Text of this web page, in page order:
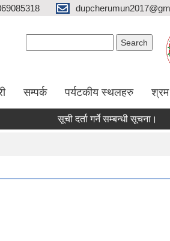
सम्पर्क पर्यटकीय स्थलहरु
सूची दर्ता गर्ने सम्बन्धी सूचना।